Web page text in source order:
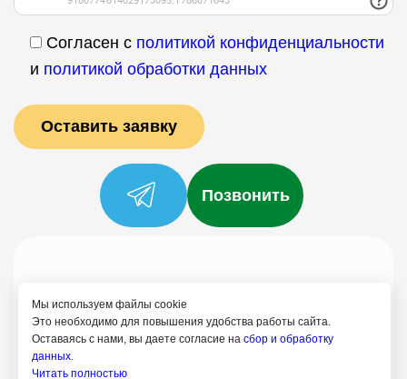
Согласен с политикой конфиденциальности
и политикой обработки данных
Мы используем файлы cookie
Это необходимо для повышения удобства работы сайта.
Оставаясь с нами, вы даете согласие на сбор и обработку
данных.
Читать полностью
Позвонить
Политика конфиденциальности
Согласие на обработку